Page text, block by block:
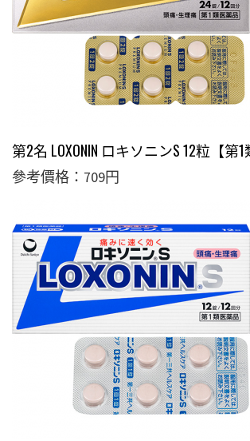
第2名 LOXONIN ロキソニンS 12粒【第1
參考價格：709円